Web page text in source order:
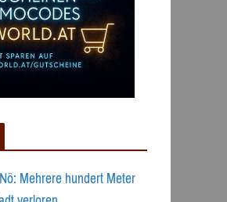
Nö: Mehrere hundert Meter